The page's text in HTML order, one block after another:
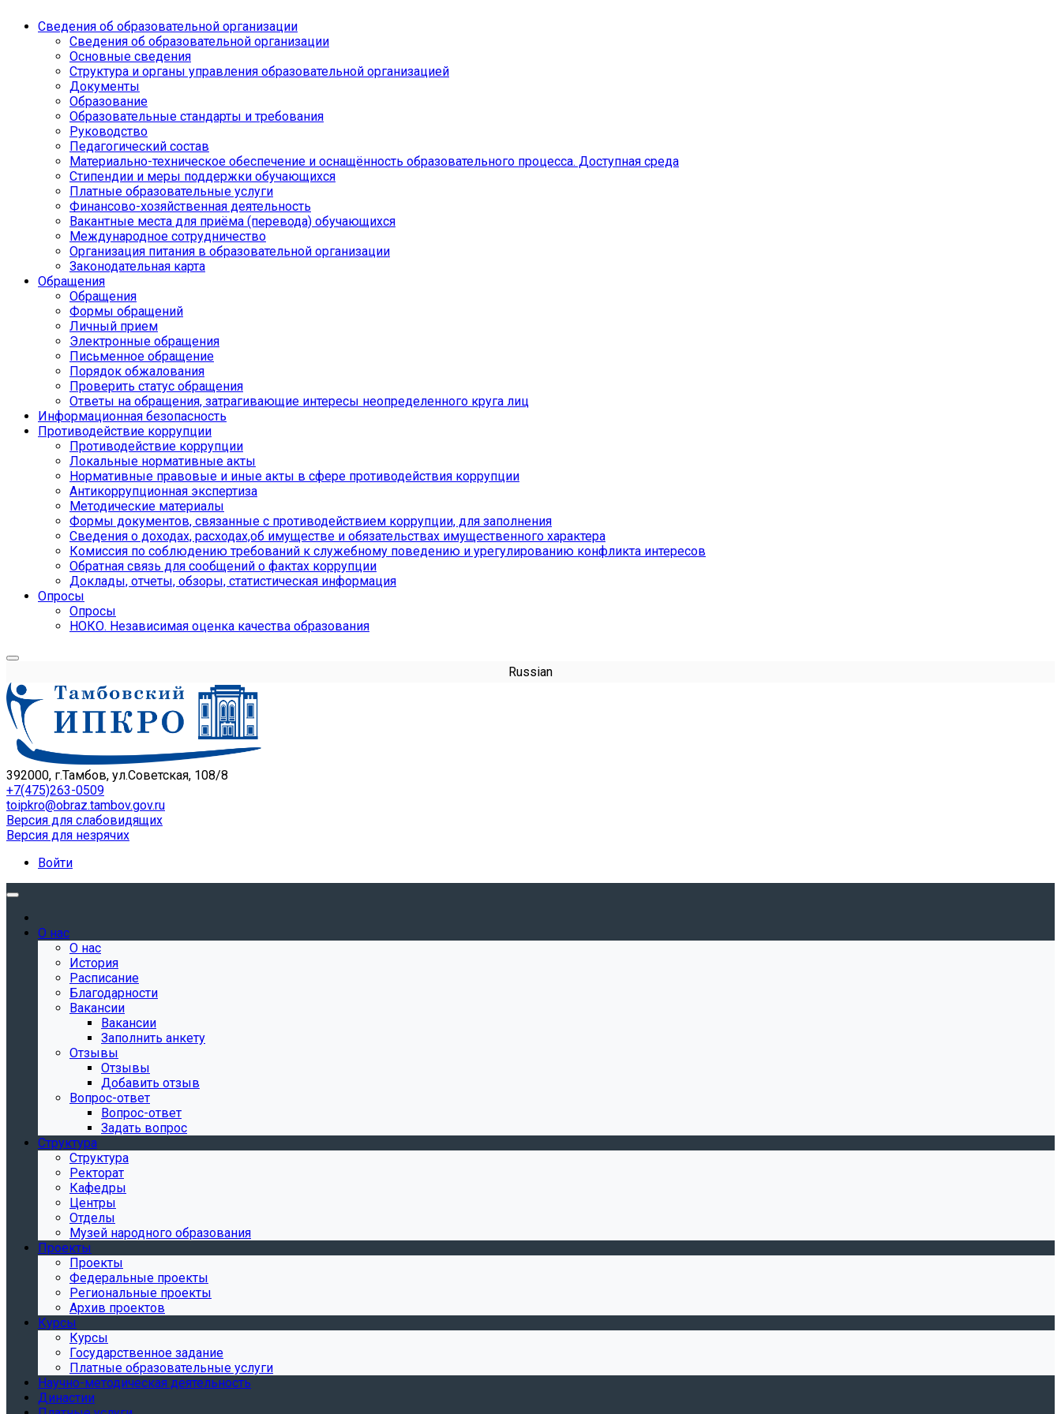
Сведения об образовательной организации
Сведения об образовательной организации
Основные сведения
Структура и органы управления образовательной организацией
Документы
Образование
Образовательные стандарты и требования
Руководство
Педагогический состав
Материально-техническое обеспечение и оснащённость образовательного процесса. Доступная среда
Стипендии и меры поддержки обучающихся
Платные образовательные услуги
Финансово-хозяйственная деятельность
Вакантные места для приёма (перевода) обучающихся
Международное сотрудничество
Организация питания в образовательной организации
Законодательная карта
Обращения
Обращения
Формы обращений
Личный прием
Электронные обращения
Письменное обращение
Порядок обжалования
Проверить статус обращения
Ответы на обращения, затрагивающие интересы неопределенного круга лиц
Информационная безопасность
Противодействие коррупции
Противодействие коррупции
Локальные нормативные акты
Нормативные правовые и иные акты в сфере противодействия коррупции
Антикоррупционная экспертиза
Методические материалы
Формы документов, связанные с противодействием коррупции, для заполнения
Сведения о доходах, расходах,об имуществе и обязательствах имущественного характера
Комиссия по соблюдению требований к служебному поведению и урегулированию конфликта интересов
Обратная связь для сообщений о фактах коррупции
Доклады, отчеты, обзоры, статистическая информация
Опросы
Опросы
НОКО. Независимая оценка качества образования
Russian
392000, г.Тамбов, ул.Советская, 108/8
+7(475)263-0509
toipkro@obraz.tambov.gov.ru
Версия для слабовидящих
Версия для незрячих
Войти
О нас
О нас
История
Расписание
Благодарности
Вакансии
Вакансии
Заполнить анкету
Отзывы
Отзывы
Добавить отзыв
Вопрос-ответ
Вопрос-ответ
Задать вопрос
Структура
Структура
Ректорат
Кафедры
Центры
Отделы
Музей народного образования
Проекты
Проекты
Федеральные проекты
Региональные проекты
Архив проектов
Курсы
Курсы
Государственное задание
Платные образовательные услуги
Научно-методическая деятельность
Династии